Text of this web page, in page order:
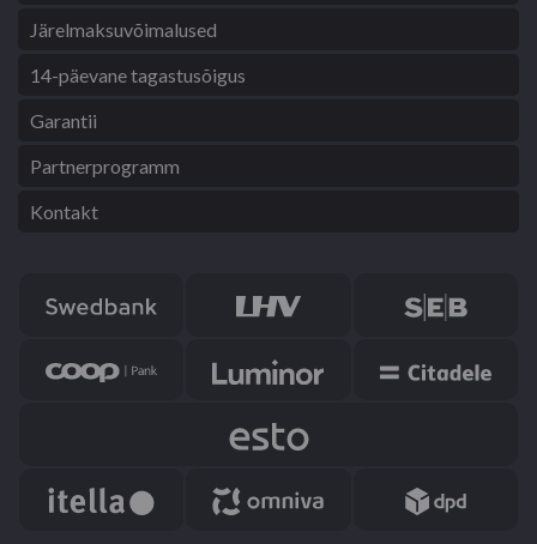
Järelmaksuvõimalused
14-päevane tagastusõigus
Garantii
Partnerprogramm
Kontakt